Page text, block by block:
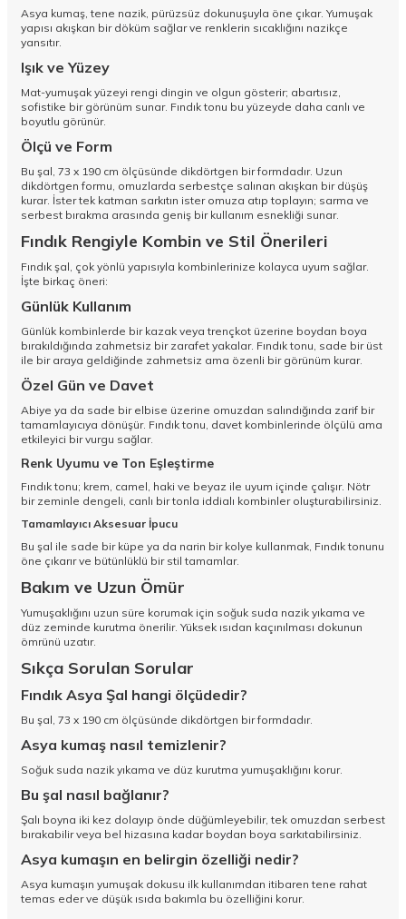
Asya kumaş, tene nazik, pürüzsüz dokunuşuyla öne çıkar. Yumuşak
yapısı akışkan bir döküm sağlar ve renklerin sıcaklığını nazikçe
yansıtır.
Işık ve Yüzey
Mat-yumuşak yüzeyi rengi dingin ve olgun gösterir; abartısız,
sofistike bir görünüm sunar. Fındık tonu bu yüzeyde daha canlı ve
boyutlu görünür.
Ölçü ve Form
Bu şal, 73 x 190 cm ölçüsünde dikdörtgen bir formdadır. Uzun
dikdörtgen formu, omuzlarda serbestçe salınan akışkan bir düşüş
kurar. İster tek katman sarkıtın ister omuza atıp toplayın; sarma ve
serbest bırakma arasında geniş bir kullanım esnekliği sunar.
Fındık Rengiyle Kombin ve Stil Önerileri
Fındık şal, çok yönlü yapısıyla kombinlerinize kolayca uyum sağlar.
İşte birkaç öneri:
Günlük Kullanım
Günlük kombinlerde bir kazak veya trençkot üzerine boydan boya
bırakıldığında zahmetsiz bir zarafet yakalar. Fındık tonu, sade bir üst
ile bir araya geldiğinde zahmetsiz ama özenli bir görünüm kurar.
Özel Gün ve Davet
Abiye ya da sade bir elbise üzerine omuzdan salındığında zarif bir
tamamlayıcıya dönüşür. Fındık tonu, davet kombinlerinde ölçülü ama
etkileyici bir vurgu sağlar.
Renk Uyumu ve Ton Eşleştirme
Fındık tonu; krem, camel, haki ve beyaz ile uyum içinde çalışır. Nötr
bir zeminle dengeli, canlı bir tonla iddialı kombinler oluşturabilirsiniz.
Tamamlayıcı Aksesuar İpucu
Bu şal ile sade bir küpe ya da narin bir kolye kullanmak, Fındık tonunu
öne çıkarır ve bütünlüklü bir stil tamamlar.
Bakım ve Uzun Ömür
Yumuşaklığını uzun süre korumak için soğuk suda nazik yıkama ve
düz zeminde kurutma önerilir. Yüksek ısıdan kaçınılması dokunun
ömrünü uzatır.
Sıkça Sorulan Sorular
Fındık Asya Şal hangi ölçüdedir?
Bu şal, 73 x 190 cm ölçüsünde dikdörtgen bir formdadır.
Asya kumaş nasıl temizlenir?
Soğuk suda nazik yıkama ve düz kurutma yumuşaklığını korur.
Bu şal nasıl bağlanır?
Şalı boyna iki kez dolayıp önde düğümleyebilir, tek omuzdan serbest
bırakabilir veya bel hizasına kadar boydan boya sarkıtabilirsiniz.
Asya kumaşın en belirgin özelliği nedir?
Asya kumaşın yumuşak dokusu ilk kullanımdan itibaren tene rahat
temas eder ve düşük ısıda bakımla bu özelliğini korur.